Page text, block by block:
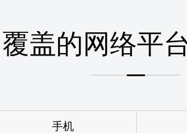
盖的网络平
手机